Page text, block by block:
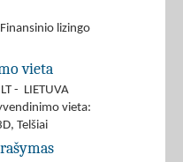
lizingo
vieta
- LIETUVA
vieta:
Telšiai